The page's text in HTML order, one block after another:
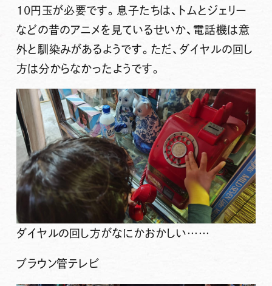
10円玉が必要です。息子たちは、トムとジェリー
などの昔のアニメを見ているせいか、電話機は意
外と馴染みがあるようです。ただ、ダイヤルの回し
方は分からなかったようです。
ダイヤルの回し方がなにかおかしい……
ブラウン管テレビ